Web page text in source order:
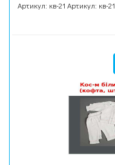
Артикул: кв-21 Артикул: кв-